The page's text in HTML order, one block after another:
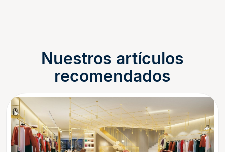
Nuestros artículos
recomendados